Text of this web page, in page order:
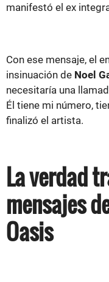
manifestó el ex
Con ese mensaje, el
insinuación de Noel
necesitaría una
Él tiene mi número,
finalizó el artista.
La verdad
mensajes
Oasis